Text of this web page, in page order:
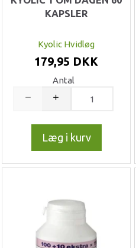
KAPSLER
Kyolic Hvidløg
179,95 DKK
Antal
Læg i kurv